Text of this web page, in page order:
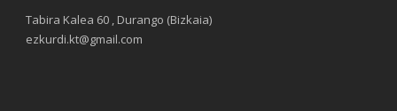
Tabira Kalea 60 , Durango (Bizkaia)
ezkurdi.kt@gmail.com